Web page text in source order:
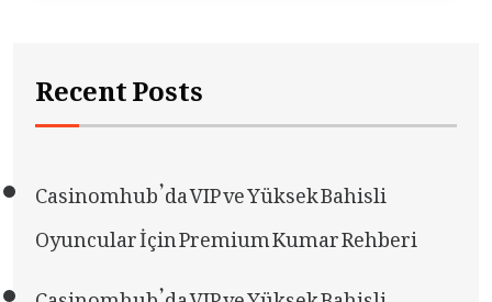
Recent Posts
Casinomhub’da VIP ve Yüksek Bahisli
Oyuncular İçin Premium Kumar Rehberi